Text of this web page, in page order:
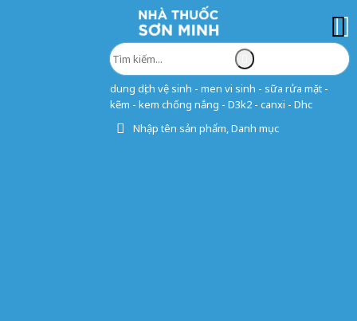
dung dịch vệ sinh - men vi sinh - sữa rửa mặt -
kẽm - kem chống nắng - D3k2 - canxi - Dhc
Nhập tên sản phẩm, Danh mục